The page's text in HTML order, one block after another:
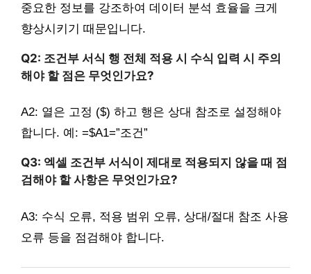
중요한 정보를 강조하여 데이터 분석 효율을 크게
향상시키기 때문입니다.
Q2: 조건부 서식 행 전체 적용 시 수식 입력 시 주의
해야 할 점은 무엇인가요?
A2: 열은 고정 ($) 하고 행은 상대 참조로 설정해야
합니다. 예: =$A1=”조건”
Q3: 엑셀 조건부 서식이 제대로 적용되지 않을 때 점
검해야 할 사항은 무엇인가요?
A3: 수식 오류, 적용 범위 오류, 상대/절대 참조 사용
오류 등을 점검해야 합니다.